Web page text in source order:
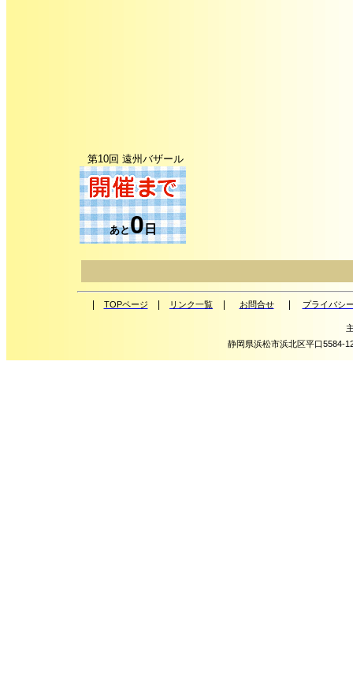
第10回 遠州バザール
あと0日
TOPページ リンク一覧 お問合せ プライバシ
静岡県浜松市浜北区平口5584-